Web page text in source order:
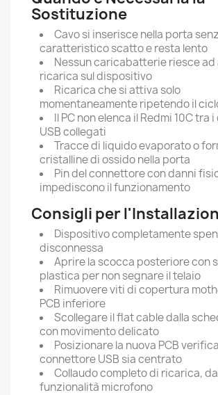
Sostituzione
Cavo si inserisce nella porta
caratteristico scatto e resta lento
Nessun caricabatterie riesce ad
ricarica sul dispositivo
Ricarica che si attiva solo
momentaneamente ripetendo il
Il PC non elenca il Redmi 10C tra
USB collegati
Tracce di liquido evaporato o
cristalline di ossido nella porta
Pin del connettore con danni
impediscono il funzionamento
Consigli per
Dispositivo completamente
disconnessa
Aprire la scocca posteriore con
plastica per non segnare il telaio
Rimuovere viti di copertura
PCB inferiore
Scollegare il flat cable dalla
con movimento delicato
Posizionare la nuova PCB
connettore USB sia centrato
Collaudo completo di ricarica,
funzionalità microfono